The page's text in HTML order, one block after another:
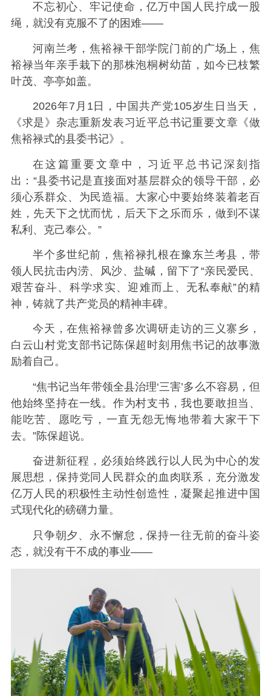
不忘初心、牢记使命，亿万中国人民拧成一股
绳，就没有克服不了的困难——
河南兰考，焦裕禄干部学院门前的广场上，焦
裕禄当年亲手栽下的那株泡桐树幼苗，如今已枝繁
叶茂、亭亭如盖。
2026年7月1日，中国共产党105岁生日当天，
《求是》杂志重新发表习近平总书记重要文章《做
焦裕禄式的县委书记》。
在这篇重要文章中，习近平总书记深刻指
出：“县委书记是直接面对基层群众的领导干部，必
须心系群众、为民造福。大家心中要始终装着老百
姓，先天下之忧而忧，后天下之乐而乐，做到不谋
私利、克己奉公。”
半个多世纪前，焦裕禄扎根在豫东兰考县，带
领人民抗击内涝、风沙、盐碱，留下了“亲民爱民、
艰苦奋斗、科学求实、迎难而上、无私奉献”的精
神，铸就了共产党员的精神丰碑。
今天，在焦裕禄曾多次调研走访的三义寨乡，
白云山村党支部书记陈保超时刻用焦书记的故事激
励着自己。
“焦书记当年带领全县治理‘三害’多么不容易，但
他始终坚持在一线。作为村支书，我也要敢担当、
能吃苦、愿吃亏，一直无怨无悔地带着大家干下
去。”陈保超说。
奋进新征程，必须始终践行以人民为中心的发
展思想，保持党同人民群众的血肉联系，充分激发
亿万人民的积极性主动性创造性，凝聚起推进中国
式现代化的磅礴力量。
只争朝夕、永不懈怠，保持一往无前的奋斗姿
态，就没有干不成的事业——